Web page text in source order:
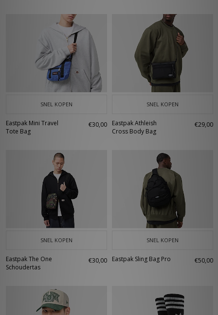
SNEL KOPEN
Eastpak Mini Travel
Tote Bag
€30,00
SNEL KOPEN
Eastpak Athleish
Cross Body Bag
€29,00
SNEL KOPEN
Eastpak The One
Schoudertas
€30,00
SNEL KOPEN
Eastpak Sling Bag Pro €50,00